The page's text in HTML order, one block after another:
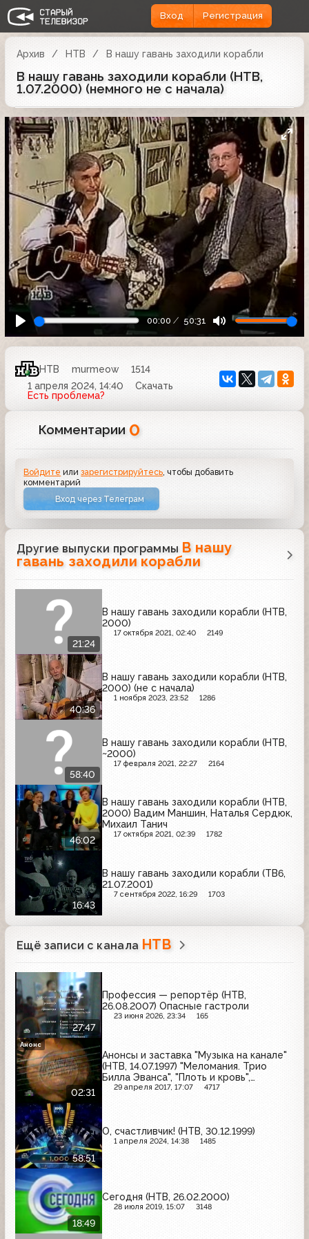
Вход Регистрация
Архив НТВ В нашу гавань заходили корабли
В нашу гавань заходили корабли (НТВ,
1.07.2000) (немного не с начала)
00:00 50:31
НТВ murmeow
1514
1 апреля 2024, 14:40
Скачать
Есть проблема?
Комментарии 0
Войдите илизарегистрируйтесь, чтобы добавить
комментарий
Вход через Телеграм
Другие выпуски программы В нашу
гавань заходили корабли
21:24
В нашу гавань заходили корабли (НТВ,
2000)
17 октября 2021, 02:40 2149
40:36
В нашу гавань заходили корабли (НТВ,
2000) (не с начала)
1 ноября 2023, 23:52 1286
58:40
В нашу гавань заходили корабли (НТВ,
~2000)
17 февраля 2021, 22:27 2164
46:02
В нашу гавань заходили корабли (НТВ,
2000) Вадим Маншин, Наталья Сердюк,
Михаил Танич
17 октября 2021, 02:39 1782
16:43
В нашу гавань заходили корабли (ТВ6,
21.07.2001)
7 сентября 2022, 16:29 1703
Ещё записи с канала НТВ
27:47
Профессия — репортёр (НТВ,
26.08.2007) Опасные гастроли
23 июня 2026, 23:34 165
02:31
Анонсы и заставка "Музыка на канале"
(НТВ, 14.07.1997) "Меломания. Трио
Билла Эванса", "Плоть и кровь",
"Маленький гигант большого секса", "XX
29 апреля 2017, 17:07 4717
Анонс
58:51
О, счастливчик! (НТВ, 30.12.1999)
1 апреля 2024, 14:38 1485
18:49
Сегодня (НТВ, 26.02.2000)
28 июля 2019, 15:07 3148